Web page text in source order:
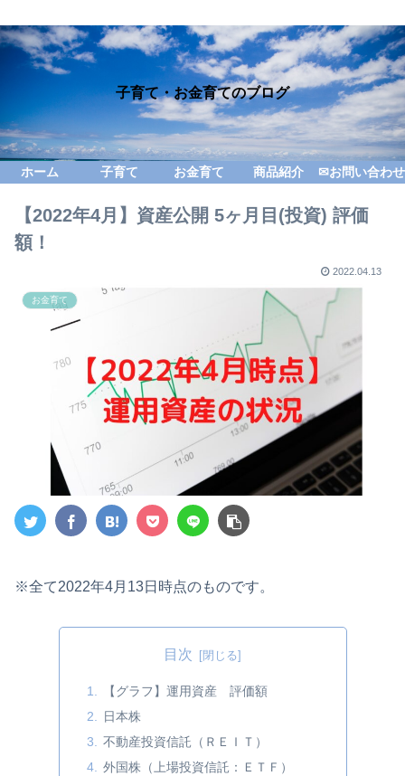
子育て・お金育てのブログ
ホーム 子育て お金育て 商品紹介 ✉お問い合わせ
【2022年4月】資産公開 5ヶ月目(投資) 評価
額！
2022.04.13
お金育て
※全て2022年4月13日時点のものです。
目次
【グラフ】運用資産 評価額
日本株
不動産投資信託（ＲＥＩＴ）
外国株（上場投資信託：ＥＴＦ）